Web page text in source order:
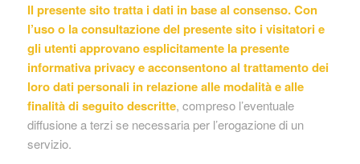
Il presente sito tratta i dati in base al consenso. Con
l’uso o la consultazione del presente sito i visitatori e
gli utenti approvano esplicitamente la presente
informativa privacy e acconsentono al trattamento dei
loro dati personali in relazione alle modalità e alle
finalità di seguito descritte, compreso l’eventuale
diffusione a terzi se necessaria per l’erogazione di un
servizio.